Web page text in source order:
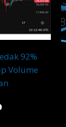
92%
Volume